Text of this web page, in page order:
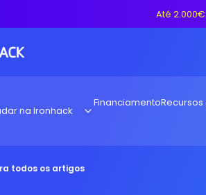
Até
na Ironhack
Financiamento
todos os artigos